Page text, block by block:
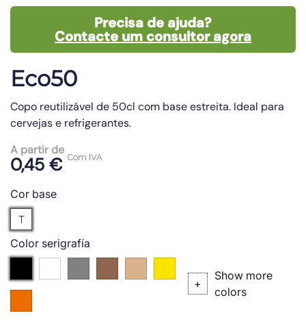
Precisa de ajuda?
Contacte um consultor agora
Eco50
Copo reutilizável de 50cl com base estreita. Ideal para
cervejas e refrigerantes.
A partir de
0,45 € Com IVA
Cor base
Translucido
T
Color serigrafía
(P.
(P.
(P.021C)
+
Show more
colors